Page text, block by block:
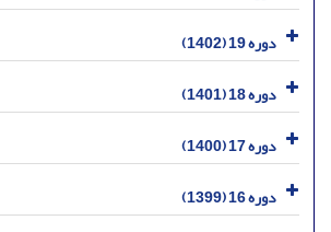
دوره 19 (1402)
دوره 18 (1401)
دوره 17 (1400)
دوره 16 (1399)